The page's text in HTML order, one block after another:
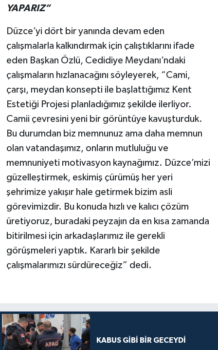
YAPARIZ”
Düzce’yi dört bir yanında devam eden
çalışmalarla kalkındırmak için çalıştıklarını ifade
eden Başkan Özlü, Cedidiye Meydanı’ndaki
çalışmaların hızlanacağını söyleyerek, “Cami,
çarşı, meydan konsepti ile başlattığımız Kent
Estetiği Projesi planladığımız şekilde ilerliyor.
Camii çevresini yeni bir görüntüye kavuşturduk.
Bu durumdan biz memnunuz ama daha memnun
olan vatandaşımız, onların mutluluğu ve
memnuniyeti motivasyon kaynağımız. Düzce’mizi
güzelleştirmek, eskimiş çürümüş her yeri
şehrimize yakışır hale getirmek bizim asli
görevimizdir. Bu konuda hızlı ve kalıcı çözüm
üretiyoruz, buradaki peyzajın da en kısa zamanda
bitirilmesi için arkadaşlarımız ile gerekli
görüşmeleri yaptık. Kararlı bir şekilde
çalışmalarımızı sürdüreceğiz” dedi.
KABUS GİBİ BİR GECEYDİ